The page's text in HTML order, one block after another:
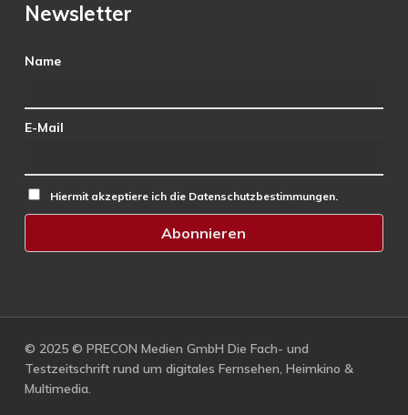
Newsletter
Name
E-Mail
Hiermit akzeptiere ich die Datenschutzbestimmungen.
© 2025 © PRECON Medien GmbH Die Fach- und
Testzeitschrift rund um digitales Fernsehen, Heimkino &
Multimedia.